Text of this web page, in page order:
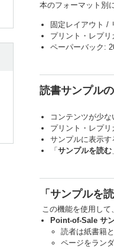
本のフォーマット別
固定レイアウト /
プリント・レプ
ペーパーバック:
読書サンプル
コンテンツが少
プリント・レプ
サンプルに表示
「 サンプルを読む
「サンプルを
この機能を使用し
Point-of-Sale サ
読者は紙書籍
ページをラン